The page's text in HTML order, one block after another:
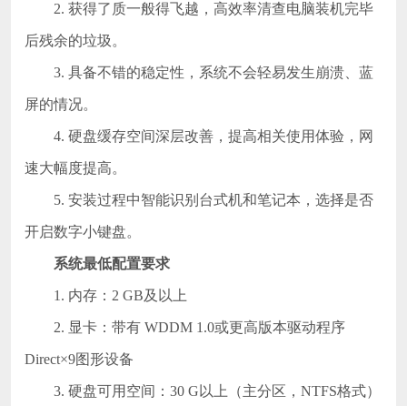
2. 获得了质一般得飞越，高效率清查电脑装机完毕
后残余的垃圾。
3. 具备不错的稳定性，系统不会轻易发生崩溃、蓝
屏的情况。
4. 硬盘缓存空间深层改善，提高相关使用体验，网
速大幅度提高。
5. 安装过程中智能识别台式机和笔记本，选择是否
开启数字小键盘。
系统最低配置要求
1. 内存：2 GB及以上
2. 显卡：带有 WDDM 1.0或更高版本驱动程序
Direct×9图形设备
3. 硬盘可用空间：30 G以上（主分区，NTFS格式）